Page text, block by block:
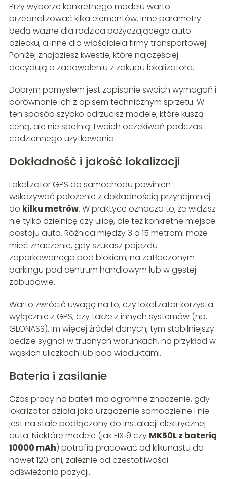
Przy wyborze konkretnego modelu warto
przeanalizować kilka elementów. Inne parametry
będą ważne dla rodzica pożyczającego auto
dziecku, a inne dla właściciela firmy transportowej.
Poniżej znajdziesz kwestie, które najczęściej
decydują o zadowoleniu z zakupu lokalizatora.
Dobrym pomysłem jest zapisanie swoich wymagań i
porównanie ich z opisem technicznym sprzętu. W
ten sposób szybko odrzucisz modele, które kuszą
ceną, ale nie spełnią Twoich oczekiwań podczas
codziennego użytkowania.
Dokładność i jakość lokalizacji
Lokalizator GPS do samochodu powinien
wskazywać położenie z dokładnością przynajmniej
do kilku metrów. W praktyce oznacza to, że widzisz
nie tylko dzielnicę czy ulicę, ale też konkretne miejsce
postoju auta. Różnica między 3 a 15 metrami może
mieć znaczenie, gdy szukasz pojazdu
zaparkowanego pod blokiem, na zatłoczonym
parkingu pod centrum handlowym lub w gęstej
zabudowie.
Warto zwrócić uwagę na to, czy lokalizator korzysta
wyłącznie z GPS, czy także z innych systemów (np.
GLONASS). Im więcej źródeł danych, tym stabilniejszy
będzie sygnał w trudnych warunkach, na przykład w
wąskich uliczkach lub pod wiaduktami.
Bateria i zasilanie
Czas pracy na baterii ma ogromne znaczenie, gdy
lokalizator działa jako urządzenie samodzielne i nie
jest na stałe podłączony do instalacji elektrycznej
auta. Niektóre modele (jak FIX‑9 czy MK50L z baterią
10000 mAh) potrafią pracować od kilkunastu do
nawet 120 dni, zależnie od częstotliwości
odświeżania pozycji.